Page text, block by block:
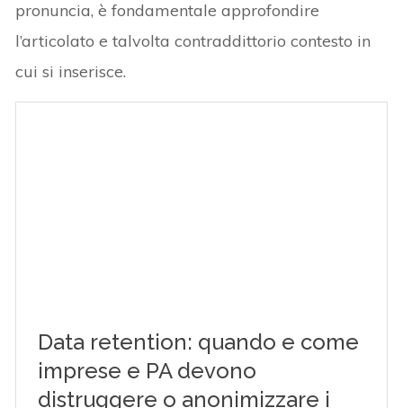
pronuncia, è fondamentale approfondire
l’articolato e talvolta contraddittorio contesto in
cui si inserisce.